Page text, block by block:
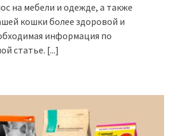
на мебели и одежде, а также
кошки более здоровой и
информация по
статье. [...]